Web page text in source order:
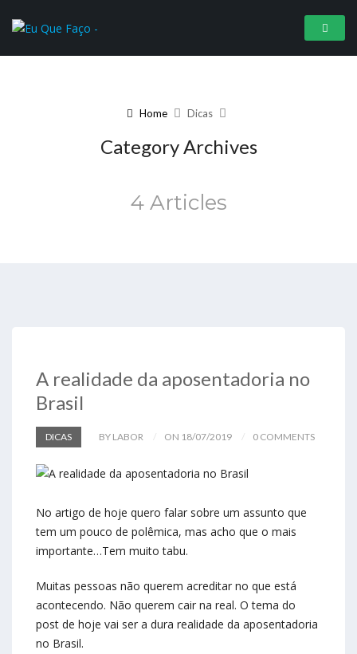
Home Dicas
Category Archives
4 Articles
A realidade da aposentadoria no
Brasil
DICAS BY LABOR ON 18/07/2019 0 COMMENTS
No artigo de hoje quero falar sobre um assunto que
tem um pouco de polêmica, mas acho que o mais
importante…Tem muito tabu.
Muitas pessoas não querem acreditar no que está
acontecendo. Não querem cair na real. O tema do
post de hoje vai ser a dura realidade da aposentadoria
no Brasil.